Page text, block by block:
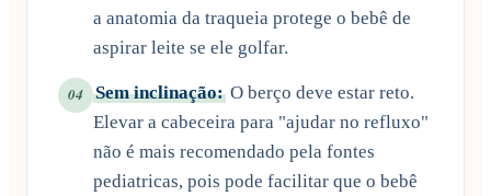
a anatomia da traqueia protege o bebê de
aspirar leite se ele golfar.
04 Sem inclinação: O berço deve estar reto.
Elevar a cabeceira para "ajudar no refluxo"
não é mais recomendado pela fontes
pediatricas, pois pode facilitar que o bebê